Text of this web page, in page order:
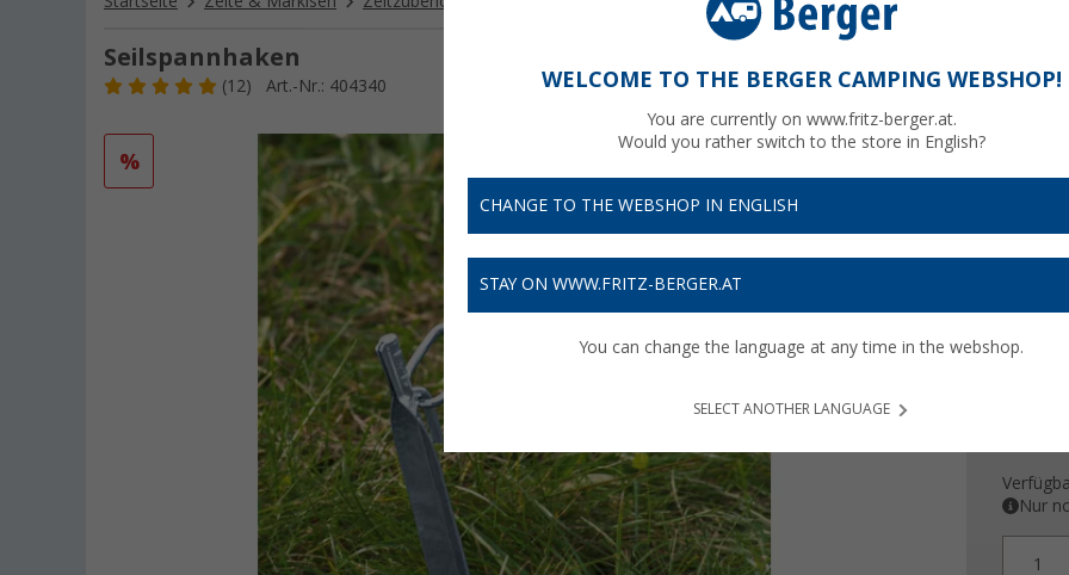
Seilspannhaken
(12) Art.-Nr.: 404340
%
Bis zu
Nur
1
WELCOME TO THE BERGER CAMPING WEBSHOP!
You are currently on www.fritz-berger.at.
Would you rather switch to the store in English?
CHANGE TO THE WEBSHOP IN ENGLISH
STAY ON WWW.FRITZ-BERGER.AT
You can change the language at any time in the webshop.
SELECT ANOTHER LANGUAGE